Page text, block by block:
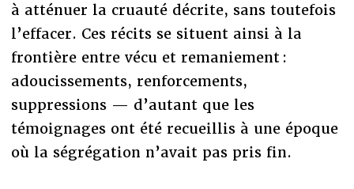
à atténuer la cruauté décrite, sans toutefois
l’effacer. Ces récits se situent ainsi à la
frontière entre vécu et remaniement :
adoucissements, renforcements,
suppressions — d’autant que les
témoignages ont été recueillis à une époque
où la ségrégation n’avait pas pris fin.